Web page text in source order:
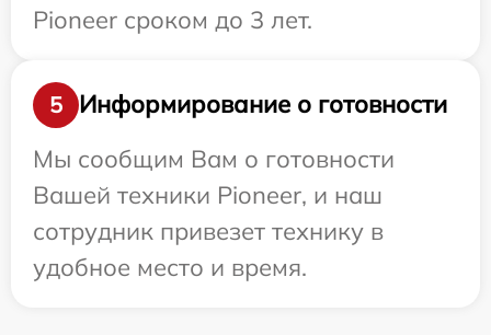
Pioneer сроком до 3 лет.
5
Информирование о готовности
Мы сообщим Вам о готовности
Вашей техники Pioneer, и наш
сотрудник привезет технику в
удобное место и время.